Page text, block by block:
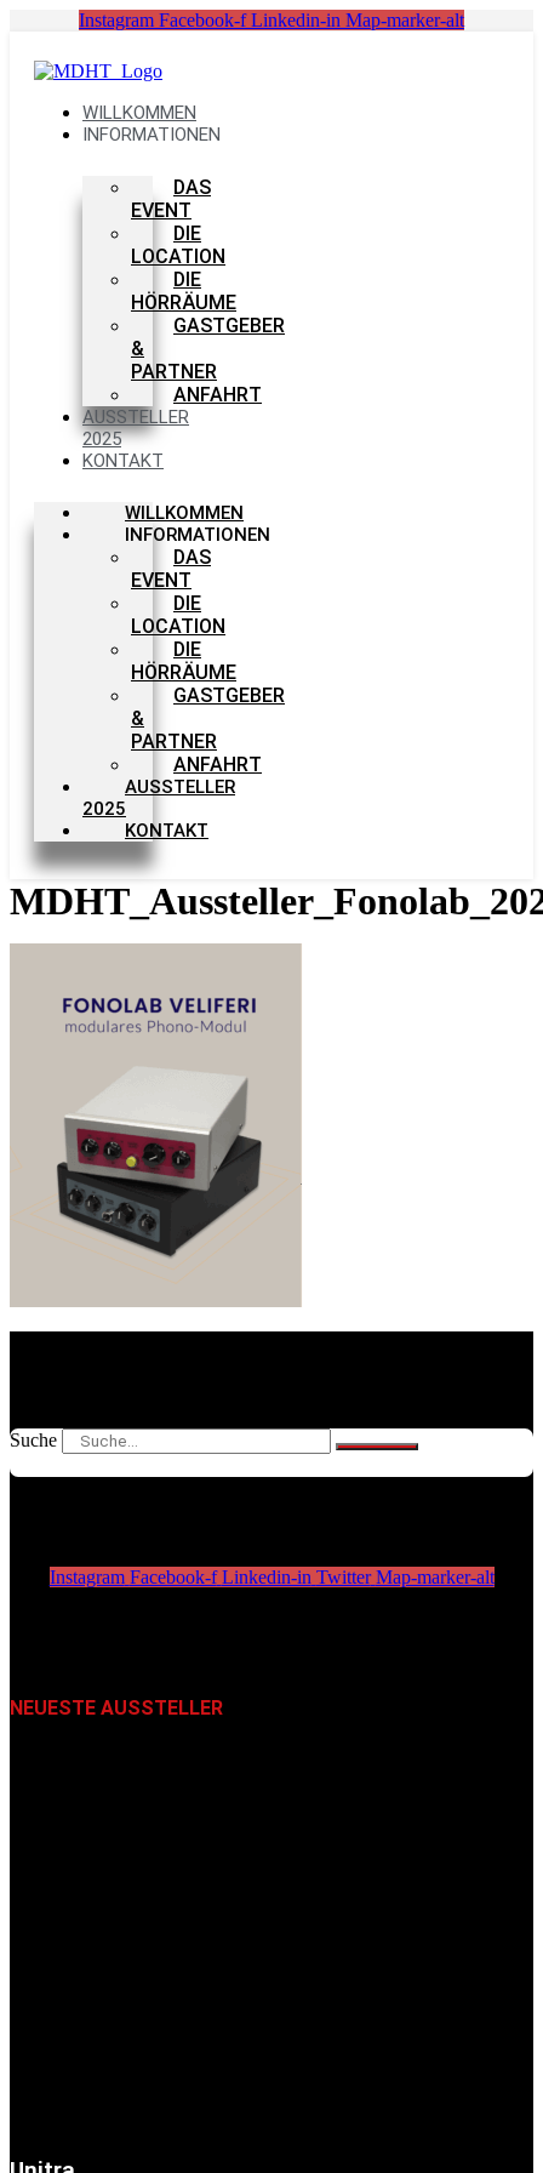
springen
Instagram Facebook-f Linkedin-in Map-marker-alt
WILLKOMMEN
INFORMATIONEN
DAS
EVENT
DIE
LOCATION
DIE
HÖRRÄUME
GASTGEBER
&
PARTNER
ANFAHRT
AUSSTELLER
2025
KONTAKT
WILLKOMMEN
INFORMATIONEN
DAS
EVENT
DIE
LOCATION
DIE
HÖRRÄUME
GASTGEBER
&
PARTNER
ANFAHRT
AUSSTELLER
2025
KONTAKT
Suche
Instagram Facebook-f Linkedin-in Twitter Map-marker-alt
NEUESTE AUSSTELLER